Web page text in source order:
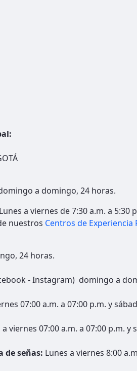
a domingo, 24 horas.
Lunes a viernes de 7:30 a.m. a 5:30
nuestros Centros de Experiencia
24 horas.
- Instagram) domingo a
07:00 a.m. a 07:00 p.m. y
a viernes 07:00 a.m. a 07:00 p.m. y
de señas: Lunes a viernes 8:00